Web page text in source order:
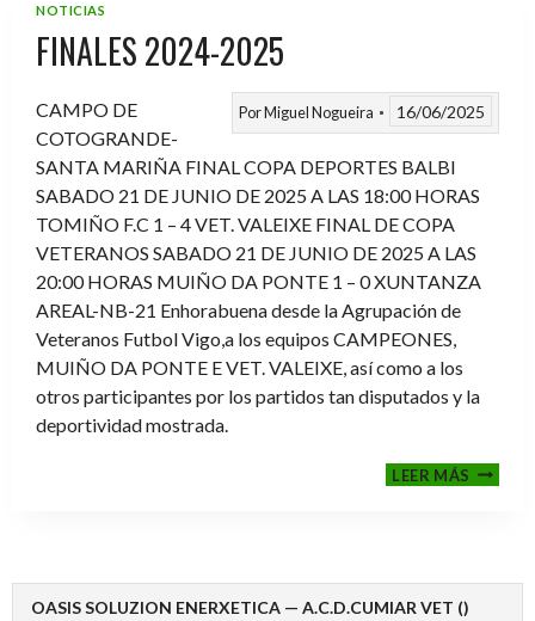
NOTICIAS
FINALES 2024-2025
PorMiguel Nogueira 16/06/2025
CAMPO DE
COTOGRANDE-
SANTA MARIÑA FINAL COPA DEPORTES BALBI
SABADO 21 DE JUNIO DE 2025 A LAS 18:00 HORAS
TOMIÑO F.C 1 – 4 VET. VALEIXE FINAL DE COPA
VETERANOS SABADO 21 DE JUNIO DE 2025 A LAS
20:00 HORAS MUIÑO DA PONTE 1 – 0 XUNTANZA
AREAL-NB-21 Enhorabuena desde la Agrupación de
Veteranos Futbol Vigo,a los equipos CAMPEONES,
MUIÑO DA PONTE E VET. VALEIXE, así como a los
otros participantes por los partidos tan disputados y la
deportividad mostrada.
LEER MÁS
2024-
OASIS SOLUZION ENERXETICA — A.C.D.CUMIAR VET ()